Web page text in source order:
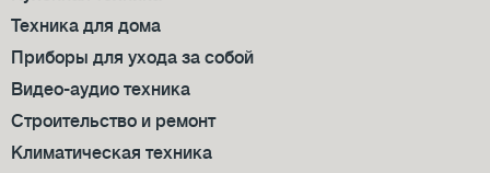
Техника для дома
Приборы для ухода за собой
Видео-аудио техника
Строительство и ремонт
Климатическая техника